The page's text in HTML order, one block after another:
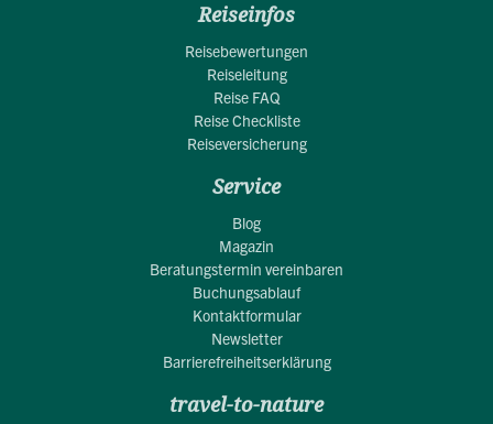
Reiseinfos
Reisebewertungen
Reiseleitung
Reise FAQ
Reise Checkliste
Reiseversicherung
Service
Blog
Magazin
Beratungstermin vereinbaren
Buchungsablauf
Kontaktformular
Newsletter
Barrierefreiheitserklärung
travel-to-nature